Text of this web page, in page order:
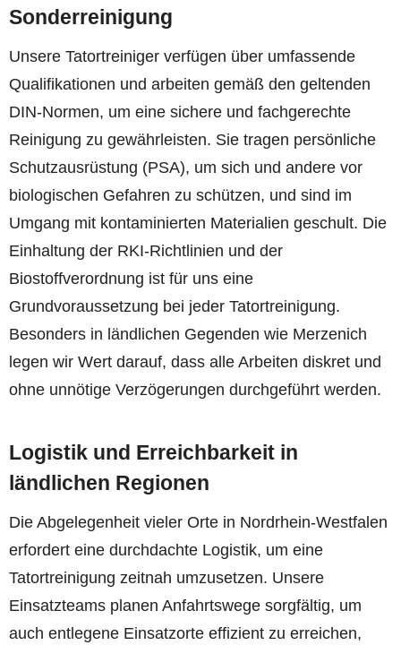
Sonderreinigung
Unsere Tatortreiniger verfügen über umfassende
Qualifikationen und arbeiten gemäß den geltenden
DIN-Normen, um eine sichere und fachgerechte
Reinigung zu gewährleisten. Sie tragen persönliche
Schutzausrüstung (PSA), um sich und andere vor
biologischen Gefahren zu schützen, und sind im
Umgang mit kontaminierten Materialien geschult. Die
Einhaltung der RKI-Richtlinien und der
Biostoffverordnung ist für uns eine
Grundvoraussetzung bei jeder Tatortreinigung.
Besonders in ländlichen Gegenden wie Merzenich
legen wir Wert darauf, dass alle Arbeiten diskret und
ohne unnötige Verzögerungen durchgeführt werden.
Logistik und Erreichbarkeit in
ländlichen Regionen
Die Abgelegenheit vieler Orte in Nordrhein-Westfalen
erfordert eine durchdachte Logistik, um eine
Tatortreinigung zeitnah umzusetzen. Unsere
Einsatzteams planen Anfahrtswege sorgfältig, um
auch entlegene Einsatzorte effizient zu erreichen,